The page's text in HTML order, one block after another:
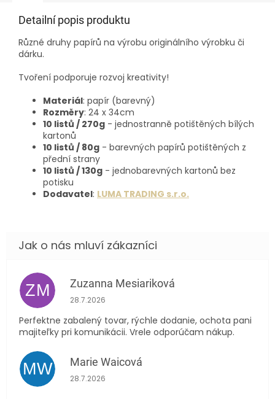
Detailní popis produktu
Různé druhy papírů na výrobu originálního výrobku či
dárku.
Tvoření podporuje rozvoj kreativity!
Materiál: papír (barevný)
Rozměry: 24 x 34cm
10 listů / 270g - jednostranně potištěných bílých
kartonů
10 listů / 80g - barevných papírů potištěných z
přední strany
10 listů / 130g - jednobarevných kartonů bez
potisku
Dodavatel: LUMA TRADING s.r.o.
ZM Zuzanna Mesiariková
Hodnocení obchodu je 5 z 5 hvězdiček.
28.7.2026
Perfektne zabalený tovar, rýchle dodanie, ochota pani
majiteľky pri komunikácii. Vrele odporúčam nákup.
MW Marie Waicová
Hodnocení obchodu je 5 z 5 hvězdiček.
28.7.2026